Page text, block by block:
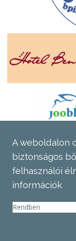
A weboldalon
biztonságos
felhasználói
információk
Rendben